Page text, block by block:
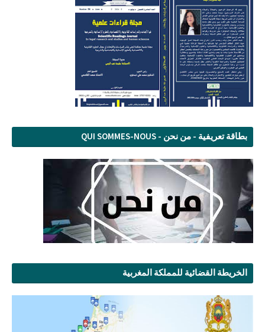
بطاقة تعريفية - من نحن - QUI SOMMES-NOUS
الخريطة القضائية للمملكة المغربية